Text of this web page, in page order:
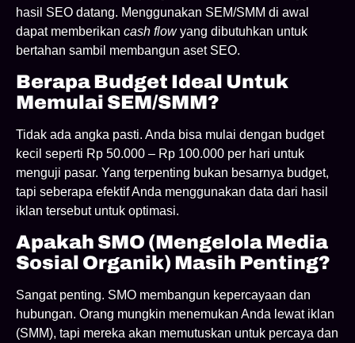
hasil SEO datang. Menggunakan SEM/SMM di awal
dapat memberikan cash flowyang dibutuhkan untuk
bertahan sambil membangun aset SEO.
Berapa Budget Ideal Untuk
Memulai SEM/SMM?
Tidak ada angka pasti. Anda bisa mulai dengan budget
kecil seperti Rp 50.000 – Rp 100.000 per hari untuk
menguji pasar. Yang terpenting bukan besarnya budget,
tapi seberapa efektif Anda menggunakan data dari hasil
iklan tersebut untuk optimasi.
Apakah SMO (mengelola Media
Sosial Organik) Masih Penting?
Sangat penting. SMO membangun kepercayaan dan
hubungan. Orang mungkin menemukan Anda lewat iklan
(SMM), tapi mereka akan memutuskan untuk percaya dan